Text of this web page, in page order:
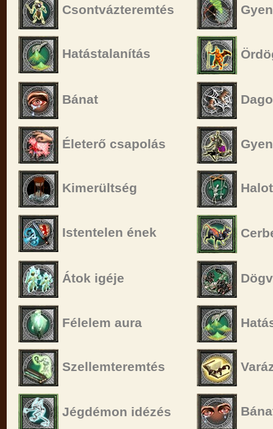
Csontvázteremtés
Hatástalanítás
Bánat
Életerő csapolás
Kimerültség
Istentelen ének
Átok igéje
Félelem aura
Szellemteremtés
Jégdémon idézés